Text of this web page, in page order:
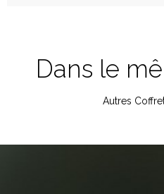
Dans le
Autres